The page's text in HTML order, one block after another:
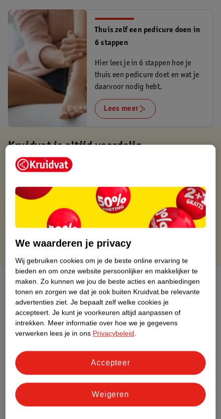
Thuis zelf een pedicure doen in
6 stappen
Hier lees je in 6 stappen hoe je
thuis een pedicure doet en wat je
daarvoor nodig hebt.
Lees meer
Kruidvat is altijd voordelig
Gratis ophalen in de winkel
Gratis thuisbezorgd vanaf 50.00
Gratis retourneren binnen 30 dagen
Gratis punten met je Kruidvat kaart
Over dit product
Productinformatie
Etiketinformatie
Nature Impact Score
Dit product heeft (nog) geen Nature
Meer informatie
We waarderen je privacy
Wij gebruiken cookies om je de beste online ervaring te
bieden en om onze website persoonlijker en makkelijker te
maken. Zo kunnen we jou de beste acties en aanbiedingen
tonen en zorgen we dat je ook buiten Kruidvat.be relevante
advertenties ziet. Je bepaalt zelf welke cookies je
accepteert. Je kunt je voorkeuren altijd aanpassen of
intrekken. Meer informatie over hoe we je gegevens
verwerken lees je in ons Privacybeleid.
Weigeren
Accepteer